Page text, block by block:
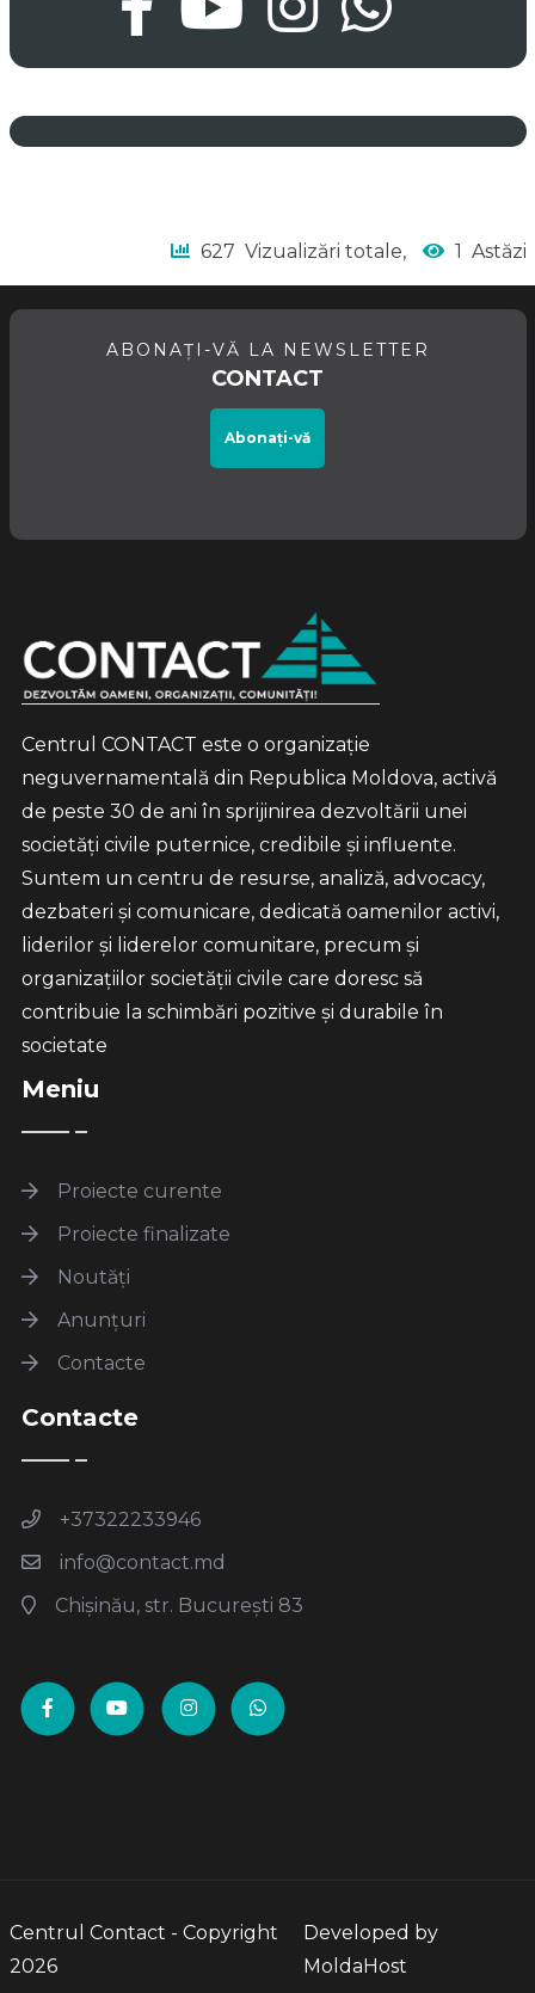
627 Vizualizări totale, 1 Astăzi
ABONAȚI-VĂ LA NEWSLETTER
CONTACT
Abonați-vă
Centrul CONTACT este o organizație
neguvernamentală din Republica Moldova, activă
de peste 30 de ani în sprijinirea dezvoltării unei
societăți civile puternice, credibile și influente.
Suntem un centru de resurse, analiză, advocacy,
dezbateri și comunicare, dedicată oamenilor activi,
liderilor și liderelor comunitare, precum și
organizațiilor societății civile care doresc să
contribuie la schimbări pozitive și durabile în
societate
Meniu
Proiecte curente
Proiecte finalizate
Noutăți
Anunțuri
Contacte
Contacte
+37322233946
info@contact.md
Chișinău, str. București 83
Centrul Contact - Copyright
2026
Developed by
MoldaHost